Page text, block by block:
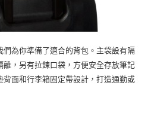
為你準備了適合的背包。主袋設有隔
，另有拉鍊口袋，方便安全存放筆記
面和行李箱固定帶設計，打造通勤或